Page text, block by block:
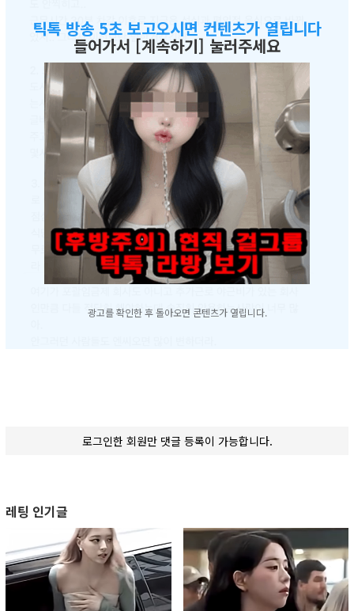
틱톡 방송 5초 보고오시면 컨텐츠가 열립니다
들어가서 [계속하기] 눌러주세요
광고를 확인한 후 돌아오면 콘텐츠가 열립니다.
로그인한 회원만 댓글 등록이 가능합니다.
레팅 인기글